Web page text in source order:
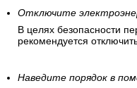
Отключите
В целях безопасности
рекомендуется
Наведите порядок в